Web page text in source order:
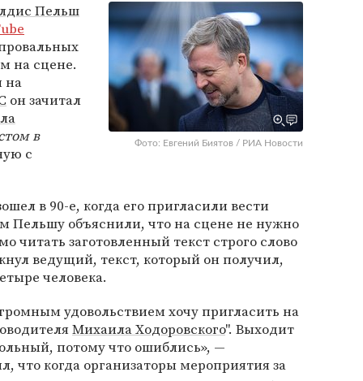
Фото: Евгений Биятов / РИА Новости
Пельш
на сцене.
на
он зачитал
в
с
в 90-е, когда его пригласили вести
Пельшу объяснили, что на сцене не нужно
читать заготовленный текст строго слово
ведущий, текст, который он получил,
человека.
удовольствием хочу пригласить на
Михаила Ходоровского". Выходит
потому что ошиблись», —
когда организаторы мероприятия за